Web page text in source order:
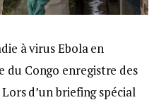
à virus Ebola en
du Congo enregistre des
d’un briefing spécial